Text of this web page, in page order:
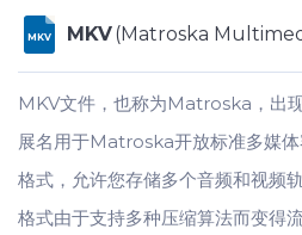
MKV MKV(Matroska
MKV文件，也称为Matroska，出
展名用于Matroska开放标准多媒
格式，允许您存储多个音频和视频
格式由于支持多种压缩算法而变得